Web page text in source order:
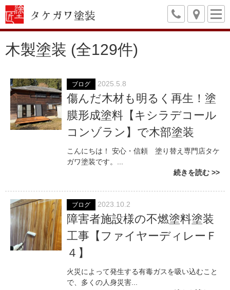
木製塗装 (全129件)
ブログ 2025.5.8
傷んだ木材も明るく再生！塗
膜形成塗料【キシラデコール
コンゾラン】で木部塗装
こんにちは！ 安心・信頼 塗り替え専門店タケ
ガワ塗装です。...
続きを読む
ブログ 2023.10.2
障害者施設様の不燃塗料塗装
工事【ファイヤーディレーＦ
４】
火災によって発生する有毒ガスを吸い込むこと
で、多くの人身災害...